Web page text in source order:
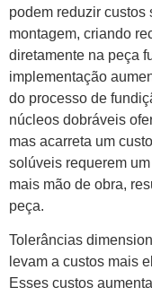
podem reduzir
montagem, criando
diretamente na peça
implementação
do processo de
núcleos dobráveis
mas acarreta um
solúveis requerem
mais mão de obra,
peça.
Tolerâncias
levam a custos mais
Esses custos